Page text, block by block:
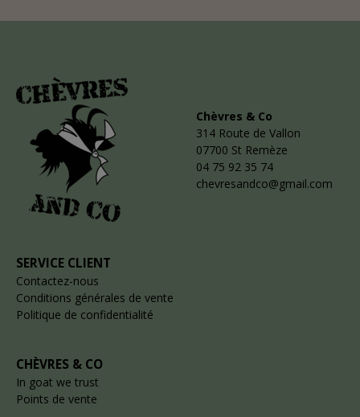
Chèvres & Co
314 Route de Vallon
07700 St Remèze
04 75 92 35 74
chevresandco@gmail.com
SERVICE CLIENT
Contactez-nous
Conditions générales de vente
Politique de confidentialité
CHÈVRES & CO
In goat we trust
Points de vente